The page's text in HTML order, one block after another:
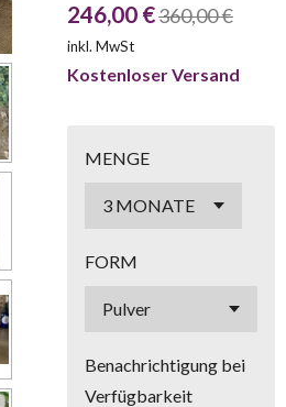
246,00 €360,00 €
inkl. MwSt
Kostenloser Versand
MENGE
FORM
Benachrichtigung bei
Verfügbarkeit